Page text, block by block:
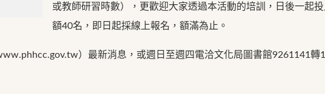
或教師研習時數），更歡迎大家透過本活動的培訓，日後一起
額40名，即日起採線上報名，額滿為止。
）最新消息，或週日至週四電洽文化局圖書館9261141轉